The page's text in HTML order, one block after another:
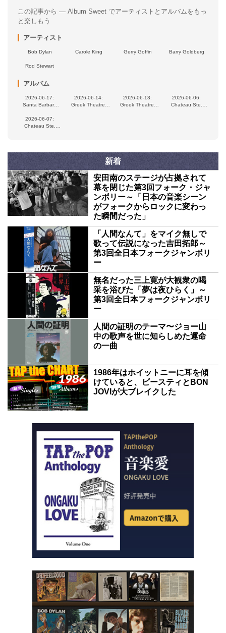
この記事から — Album Sweet でアーティストとアルバムをもっ
と楽しもう
アーティスト
Bob Dylan Carole King Gerry Goffin Barry Goldberg
Rod Stewart
アルバム
2026-06-17:
Santa Barbara
Barbara, CA, USA
2026-06-14:
Greek Theatre,
2026-06-13:
Greek Theatre,
2026-06-06:
Chateau Ste.
2026-06-07:
Chateau Ste.
新着
安田南のステージが占拠されて
幕を閉じた第3回フォーク・ジャ
ンボリー～「日本の音楽シーン
がフォークからロックに変わっ
た瞬間だった」
「人間なんて」をマイク無しで
歌って伝説になった吉田拓郎～
第3回全日本フォークジャンボリ
ー
無名だった三上寛が大観衆の喝
采を浴びた「夢は夜ひらく」～
第3回全日本フォークジャンボリ
ー
人間の証明のテーマ〜ジョー山
中の歌声を世に知らしめた運命
の一曲
1986年はホイットニーに耳を傾
けていると、ビースティとBON
JOVIが大ブレイクした